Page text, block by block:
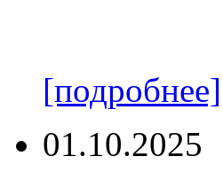
[подробнее]
01.10.2025